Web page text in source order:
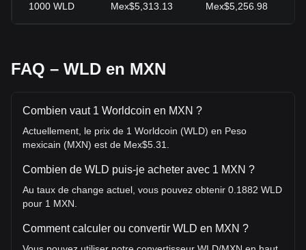
1000 WLD Mex$5,313.13 Mex$5,256.98
FAQ – WLD en MXN
Combien vaut 1 Worldcoin en MXN ?
Actuellement, le prix de 1 Worldcoin (WLD) en Peso
mexicain (MXN) est de Mex$5.31.
Combien de WLD puis-je acheter avec 1 MXN ?
Au taux de change actuel, vous pouvez obtenir 0.1882 WLD
pour 1 MXN.
Comment calculer ou convertir WLD en MXN ?